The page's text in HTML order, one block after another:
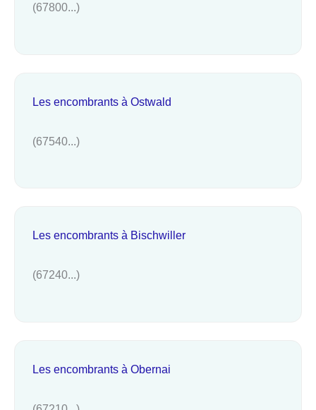
(67800...)
Les encombrants à Ostwald
(67540...)
Les encombrants à Bischwiller
(67240...)
Les encombrants à Obernai